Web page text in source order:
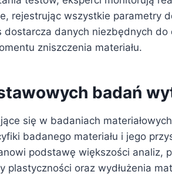
rejestrując wszystkie parametry
dostarcza danych niezbędnych do
zniszczenia materiału.
badań
się w badaniach
badanego materiału i jego
podstawę większości analiz,
plastyczności oraz wydłużenia